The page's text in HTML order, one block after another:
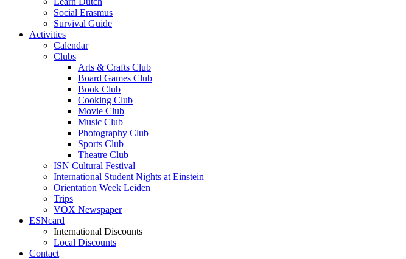
Social Erasmus
Survival Guide
Activities
Calendar
Clubs
Arts & Crafts Club
Board Games Club
Book Club
Cooking Club
Movie Club
Music Club
Photography Club
Sports Club
Theatre Club
ISN Cultural Festival
International Student Nights at Einstein
Orientation Week Leiden
Trips
VOX Newspaper
ESNcard
International Discounts
Local Discounts
Contact